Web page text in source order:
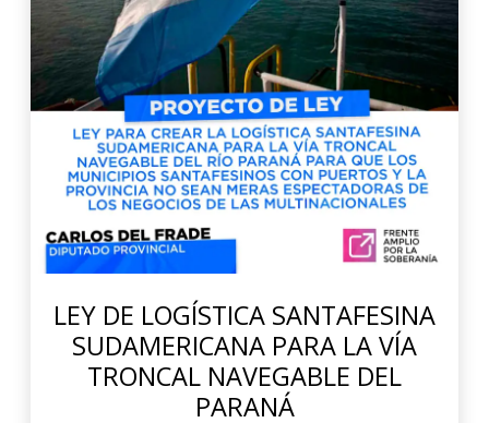
LEY DE LOGÍSTICA SANTAFESINA
SUDAMERICANA PARA LA VÍA
TRONCAL NAVEGABLE DEL
PARANÁ